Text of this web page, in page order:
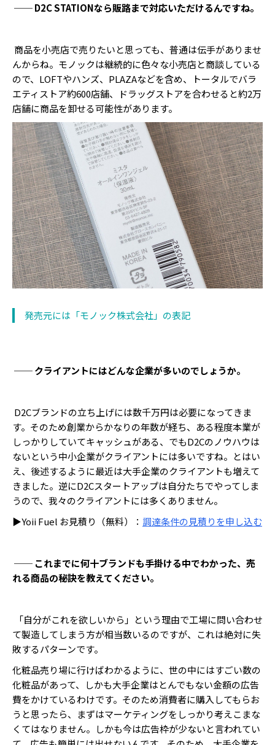
── D2C STATIONなら販路まで対応いただけるんですね。
商品を小売店で売りたいと思っても、普通は伝手がありませ
んからね。モノックは継続的に色々な小売店と商談している
ので、LOFTやハンズ、PLAZAなどを含め、トータルでバラ
エティストア約600店舗、ドラッグストアを合わせると約2万
店舗に商品を卸せる可能性があります。
発売元には「モノック株式会社」の表記
── クライアントにはどんな企業が多いのでしょうか。
D2Cブランドの立ち上げには数千万円は必要になってきま
す。そのため創業からかなりの年数が経ち、ある程度本業が
しっかりしていてキャッシュがある、でもD2Cのノウハウは
ないという中小企業がクライアントには多いですね。とはい
え、後述するように最近は大手企業のクライアントも増えて
きました。逆にD2Cスタートアップは自分たちでやってしま
うので、我々のクライアントには多くありません。
▶Yoii Fuel お見積り（無料）： 調達条件の見積りを申し込む
── これまでに何十ブランドも手掛ける中でわかった、売
れる商品の秘訣を教えてください。
「自分がこれを欲しいから」という理由で工場に問い合わせ
て製造してしまう方が相当数いるのですが、これは絶対に失
敗するパターンです。
化粧品売り場に行けばわかるように、世の中にはすごい数の
化粧品があって、しかも大手企業はとんでもない金額の広告
費をかけているわけです。そのため消費者に購入してもらお
うと思ったら、まずはマーケティングをしっかり考えこまな
くてはなりません。しかも今は広告枠が少ないと言われてい